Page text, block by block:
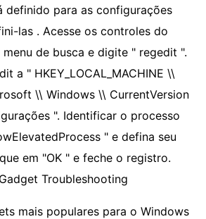
definido para as configurações
las . Acesse os controles do
de busca e digite " regedit ".
a " HKEY_LOCAL_MACHINE \\
\\ Windows \\ CurrentVersion
". Identificar o processo
" e defina seu
em "OK " e feche o registro.
Troubleshooting
mais populares para o Windows